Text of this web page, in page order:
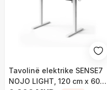
Tavolinë elektrike SENSE7
NOJO LIGHT, 120 cm x 60